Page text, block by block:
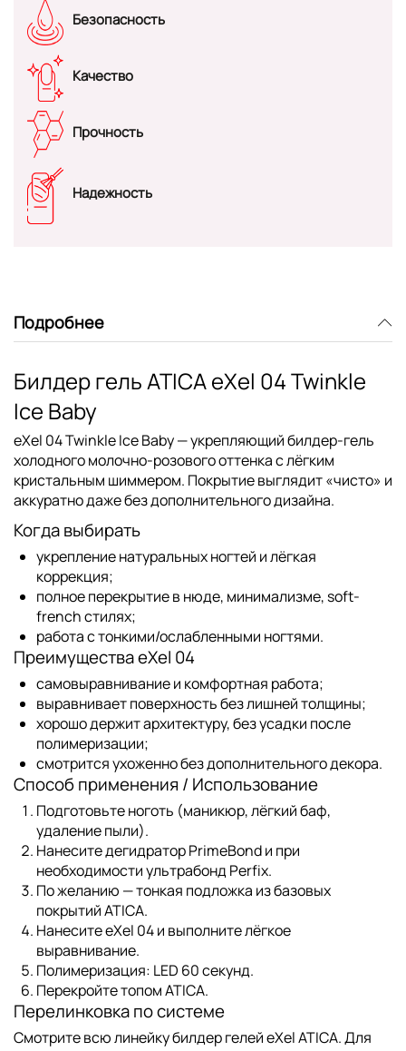
Безопасность
Качество
Прочность
Надежность
Подробнее
Билдер гель ATICA eXel 04 Twinkle
Ice Baby
eXel 04 Twinkle Ice Baby — укрепляющий билдер-гель
холодного молочно-розового оттенка с лёгким
кристальным шиммером. Покрытие выглядит «чисто» и
аккуратно даже без дополнительного дизайна.
Когда выбирать
укрепление натуральных ногтей и лёгкая
коррекция;
полное перекрытие в нюде, минимализме, soft-
french стилях;
работа с тонкими/ослабленными ногтями.
Преимущества eXel 04
самовыравнивание и комфортная работа;
выравнивает поверхность без лишней толщины;
хорошо держит архитектуру, без усадки после
полимеризации;
смотрится ухоженно без дополнительного декора.
Способ применения / Использование
Подготовьте ноготь (маникюр, лёгкий баф,
удаление пыли).
Нанесите дегидраторPrimeBondи при
необходимости ультрабондPerfix.
По желанию — тонкая подложка избазовых
покрытий ATICA.
Нанесите eXel 04 и выполните лёгкое
выравнивание.
Полимеризация: LED 60 секунд.
Перекройтетопом ATICA.
Перелинковка по системе
Смотрите всю линейкубилдер гелей eXel ATICA. Для